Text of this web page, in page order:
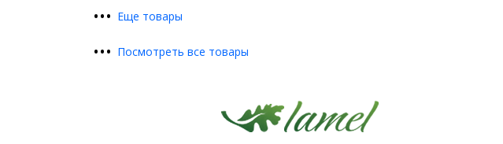
••• Еще товары
••• Посмотреть все товары